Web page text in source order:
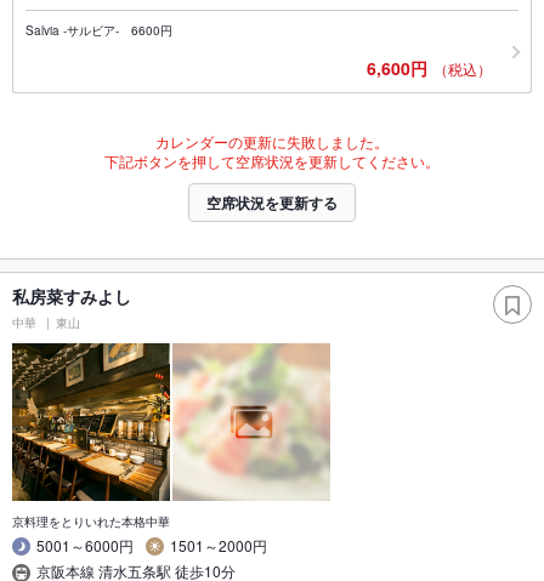
Salvia -サルビア- 6600円
6,600円 （税込）
カレンダーの更新に失敗しました。
下記ボタンを押して空席状況を更新してください。
空席状況を更新する
私房菜すみよし
中華 東山
京料理をとりいれた本格中華
5001～6000円
1501～2000円
京阪本線 清水五条駅 徒歩10分